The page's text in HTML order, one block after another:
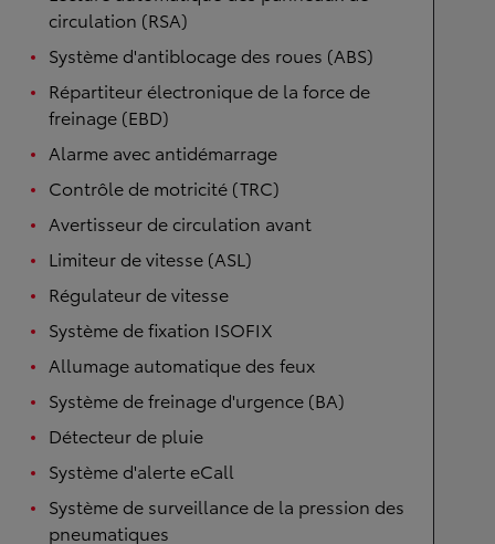
circulation (RSA)
Système d'antiblocage des roues (ABS)
Répartiteur électronique de la force de
freinage (EBD)
Alarme avec antidémarrage
Contrôle de motricité (TRC)
Avertisseur de circulation avant
Limiteur de vitesse (ASL)
Régulateur de vitesse
Système de fixation ISOFIX
Allumage automatique des feux
Système de freinage d'urgence (BA)
Détecteur de pluie
Système d'alerte eCall
Système de surveillance de la pression des
pneumatiques